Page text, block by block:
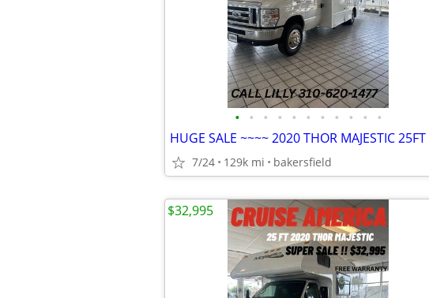
• • • • • • • • • • •
HUGE SALE ~~~~ 2020 THOR MAJESTIC 25FT
7/24 129k mi bakersfield
$32,995